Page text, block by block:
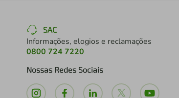
SAC
Informações, elogios e reclamações
0800 724 7220
Nossas Redes Sociais